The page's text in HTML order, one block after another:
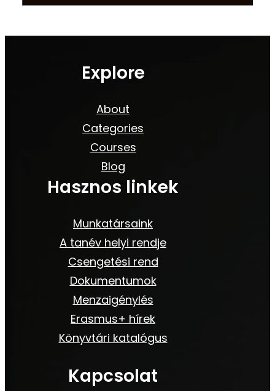
Explore
About
Categories
Courses
Blog
Hasznos linkek
Munkatársaink
A tanév helyi rendje
Csengetési rend
Dokumentumok
Menzaigénylés
Erasmus+ hírek
Könyvtári katalógus
Kapcsolat